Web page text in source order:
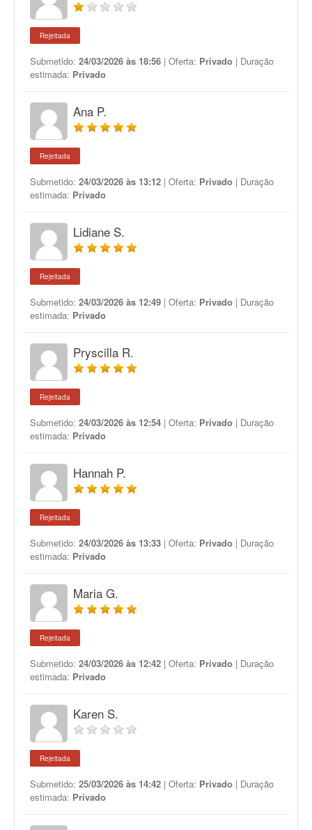
Rejeitada
Submetido: 24/03/2026 às 18:56 | Oferta: Privado | Duração
estimada: Privado
Ana P.
Rejeitada
Submetido: 24/03/2026 às 13:12 | Oferta: Privado | Duração
estimada: Privado
Lidiane S.
Rejeitada
Submetido: 24/03/2026 às 12:49 | Oferta: Privado | Duração
estimada: Privado
Pryscilla R.
Rejeitada
Submetido: 24/03/2026 às 12:54 | Oferta: Privado | Duração
estimada: Privado
Hannah P.
Rejeitada
Submetido: 24/03/2026 às 13:33 | Oferta: Privado | Duração
estimada: Privado
Maria G.
Rejeitada
Submetido: 24/03/2026 às 12:42 | Oferta: Privado | Duração
estimada: Privado
Karen S.
Rejeitada
Submetido: 25/03/2026 às 14:42 | Oferta: Privado | Duração
estimada: Privado